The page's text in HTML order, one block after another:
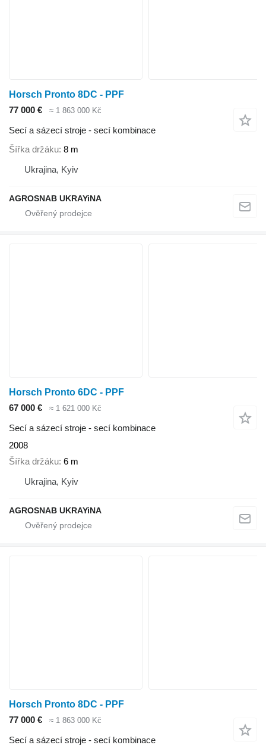
Horsch Pronto 8DC - PPF
77 000 €
≈ 1 863 000 Kč
Secí a sázecí stroje - secí kombinace
Šířka držáku 8 m
Ukrajina, Kyiv
AGROSNAB UKRAYiNA
Horsch Pronto 6DC - PPF
67 000 €
≈ 1 621 000 Kč
Secí a sázecí stroje - secí kombinace
2008
Šířka držáku 6 m
Ukrajina, Kyiv
AGROSNAB UKRAYiNA
Horsch Pronto 8DC - PPF
77 000 €
≈ 1 863 000 Kč
Secí a sázecí stroje - secí kombinace